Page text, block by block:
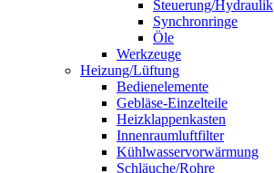
Steuerung/Hydraulik
Synchronringe
Öle
Werkzeuge
Heizung/Lüftung
Bedienelemente
Gebläse-Einzelteile
Heizklappenkasten
Innenraumluftfilter
Kühlwasservorwärmung
Schläuche/Rohre